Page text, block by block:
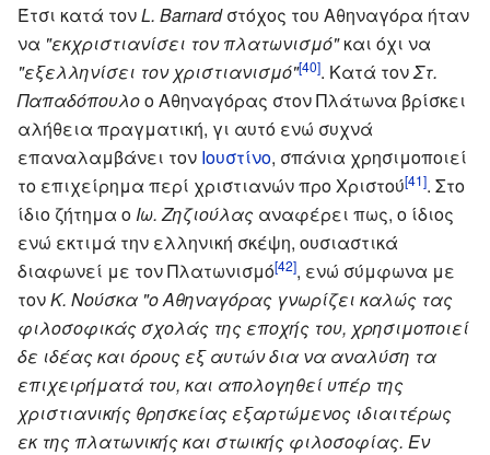
Έτσι κατά τονL. Barnardστόχος του Αθηναγόρα ήταν
να "εκχριστιανίσει τον πλατωνισμό"και όχι να
"εξελληνίσει τον χριστιανισμό"[40]. Κατά τονΣτ.
Παπαδόπουλοο Αθηναγόρας στον Πλάτωνα βρίσκει
αλήθεια πραγματική, γι αυτό ενώ συχνά
επαναλαμβάνει τον Ιουστίνο, σπάνια χρησιμοποιεί
το επιχείρημα περί χριστιανών προ Χριστού[41]. Στο
ίδιο ζήτημα ο Ιω. Ζηζιούλας αναφέρει πως, ο ίδιος
ενώ εκτιμά την ελληνική σκέψη, ουσιαστικά
διαφωνεί με τον Πλατωνισμό[42], ενώ σύμφωνα με
τονΚ. Νούσκα "ο Αθηναγόρας γνωρίζει καλώς τας
φιλοσοφικάς σχολάς της εποχής του, χρησιμοποιεί
δε ιδέας και όρους εξ αυτών δια να αναλύση τα
επιχειρήματά του, και απολογηθεί υπέρ της
χριστιανικής θρησκείας εξαρτώμενος ιδιαιτέρως
εκ της πλατωνικής και στωικής φιλοσοφίας. Εν